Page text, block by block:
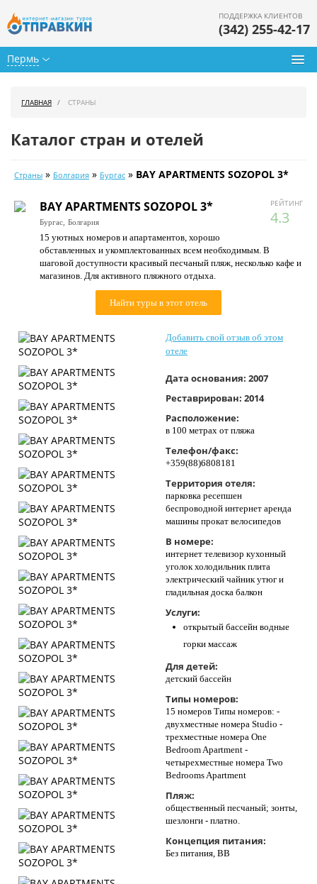
Пермь
ПОДДЕРЖКА КЛИЕНТОВ
(342) 255-42-17
Календарь туров
Цены дня
Страны
Как купить
Контакты
ГЛАВНАЯ СТРАНЫ
Каталог стран и отелей
Страны » Болгария » Бургас » BAY APARTMENTS SOZOPOL 3*
РЕЙТИНГ
4.3
BAY APARTMENTS SOZOPOL 3*
Бургас, Болгария
15 уютных номеров и апартаментов, хорошо
обставленных и укомплектованных всем необходимым. В
шаговой доступности красивый песчаный пляж, несколько кафе и
магазинов. Для активного пляжного отдыха.
Найти туры в этот отель
Добавить свой отзыв об этом
отеле
Дата основания: 2007
Реставрирован: 2014
Расположение:
в 100 метрах от пляжа
Телефон/факс:
+359(88)6808181
Территория отеля:
парковка ресепшен
беспроводной интернет аренда
машины прокат велосипедов
В номере:
интернет телевизор кухонный
уголок холодильник плита
электрический чайник утюг и
гладильная доска балкон
Услуги:
открытый бассейн водные
горки массаж
Для детей:
детский бассейн
Типы номеров:
15 номеров Типы номеров: -
двухместные номера Studio -
трехместные номера One
Bedroom Apartment -
четырехместные номера Two
Bedrooms Apartment
Пляж:
общественный песчаный; зонты,
шезлонги - платно.
Концепция питания:
Без питания, ВВ